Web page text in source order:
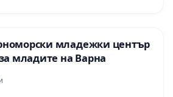
Пазарджик
младежки център
младите на Варна